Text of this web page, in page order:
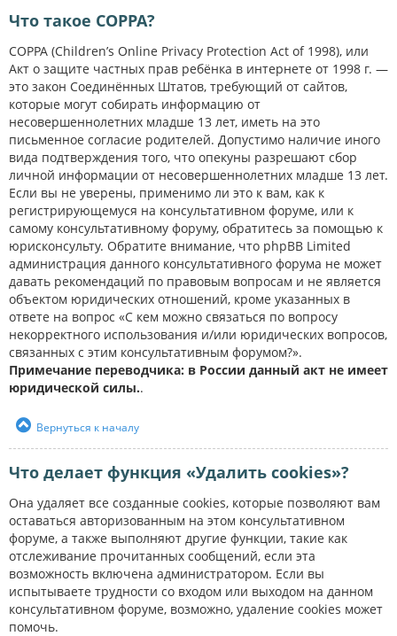
Что такое COPPA?
COPPA (Children’s Online Privacy Protection Act of 1998), или
Акт о защите частных прав ребёнка в интернете от 1998 г. —
это закон Соединённых Штатов, требующий от сайтов,
которые могут собирать информацию от
несовершеннолетних младше 13 лет, иметь на это
письменное согласие родителей. Допустимо наличие иного
вида подтверждения того, что опекуны разрешают сбор
личной информации от несовершеннолетних младше 13 лет.
Если вы не уверены, применимо ли это к вам, как к
регистрирующемуся на консультативном форуме, или к
самому консультативному форуму, обратитесь за помощью к
юрисконсульту. Обратите внимание, что phpBB Limited
администрация данного консультативного форума не может
давать рекомендаций по правовым вопросам и не является
объектом юридических отношений, кроме указанных в
ответе на вопрос «С кем можно связаться по вопросу
некорректного использования и/или юридических вопросов,
связанных с этим консультативным форумом?».
Примечание переводчика: в России данный акт не имеет
юридической силы..
Вернуться к началу
Что делает функция «Удалить cookies»?
Она удаляет все созданные cookies, которые позволяют вам
оставаться авторизованным на этом консультативном
форуме, а также выполняют другие функции, такие как
отслеживание прочитанных сообщений, если эта
возможность включена администратором. Если вы
испытываете трудности со входом или выходом на данном
консультативном форуме, возможно, удаление cookies может
помочь.